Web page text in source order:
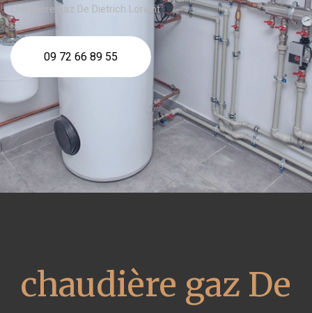
chaudière gaz De Dietrich Lorient
09 72 66 89 55
chaudière gaz De